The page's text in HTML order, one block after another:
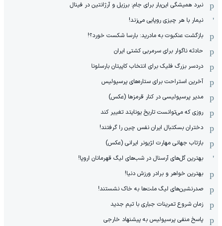
نبرد همیشگی این‌بار برای جام: برزیل و آرژانتین در فینال
نیمار با هر چیزی روپایی می‌زند!
بازگشت عنکبوت به مادرید: بارسا شکست خورد؟!
حادثه ناگوار برای سرمربی کشتی ایران
دردسر بزرگ فلیک برای انتخاب کاپیتان بارسلونا
آخرین استراحت برای ستاره‌های پرسپولیس
مدیر پرسپولیسی در کنار قرمزها (عکس)
روزی که می‌توانست تاریخ یونایتد تغییر کند
دختران بسکتبال ایران نفس چین را گرفتند!
بازتاب جهانی مهارت لژیونر ایرانی (عکس)
بهترین گل‌های آرسنال در شب‌های لیگ قهرمانان اروپا!
بهترین خواهر و برادر ورزش دنیا!
صدرنشین‌های لیگ ملت‌ها به خاک نشستند!
زمان شروع تمرینات جباری با تیم جدید
پاسخ منفی پرسپولیس به پیشنهاد خارجی